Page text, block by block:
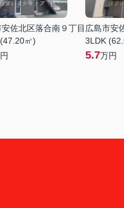
佐北区落合南９丁目
㎡)
広島市安
3LDK
5.7万円